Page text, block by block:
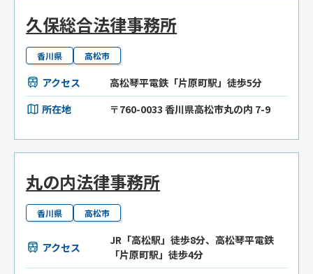
久保総合法律事務所
香川県 高松市
アクセス
高松琴平電鉄「片原町駅」徒歩5分
所在地
〒760-0033 香川県高松市丸の内 7-9
丸の内法律事務所
香川県 高松市
アクセス
JR「高松駅」徒歩8分、高松琴平電鉄
「片原町駅」徒歩4分